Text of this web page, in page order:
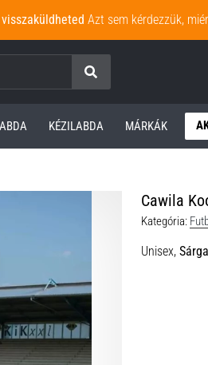
Azt sem kérdezzük,
Keresés
KÉZILABDA MÁRKÁK
Cawila
Kategória:
Unisex, Sárga